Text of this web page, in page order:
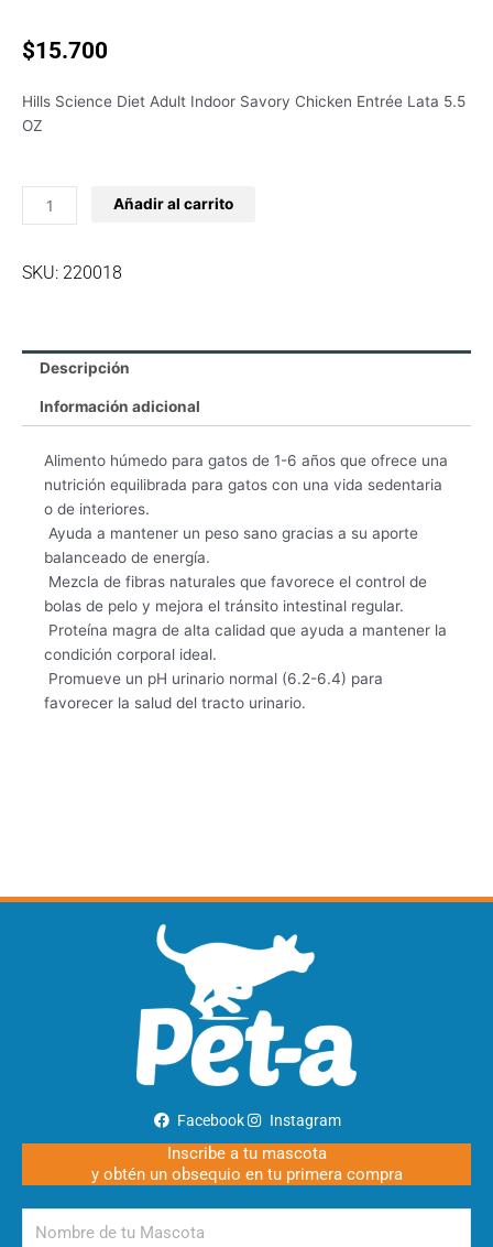
$15.700
Hills Science Diet Adult Indoor Savory Chicken Entrée Lata 5.5
OZ
Hills
Science
Adult
Entrée
5.5
cantidad
Añadir al carrito
SKU: 220018
Descripción
Información adicional
Alimento húmedo para gatos de 1-6 años que ofrece una
nutrición equilibrada para gatos con una vida sedentaria
o de interiores.
 Ayuda a mantener un peso sano gracias a su aporte
balanceado de energía.
 Mezcla de fibras naturales que favorece el control de
bolas de pelo y mejora el tránsito intestinal regular.
 Proteína magra de alta calidad que ayuda a mantener la
condición corporal ideal.
 Promueve un pH urinario normal (6.2-6.4) para
favorecer la salud del tracto urinario.
Facebook Instagram
Inscribe a tu mascota
y obtén un obsequio en tu primera compra
de